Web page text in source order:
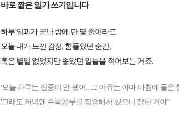
바로 짧은 일기 쓰기입니다
하루 일과가 끝난 밤에 단 몇 줄이라도
오늘 내가 느낀 감정, 힘들었던 순간,
혹은 별일 없었지만 좋았던 일들을 적어보는 거죠.
'오늘 하루는 집중이 안 됐어.. 그 이유는 아마 아침에 들은
'그래도 저녁엔 수학공부를 집중해서 했으니 잘한 거야”